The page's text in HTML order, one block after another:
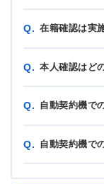
Q. 在籍確認は実
Q. 本人確認はど
Q. 自動契約機で
Q. 自動契約機で